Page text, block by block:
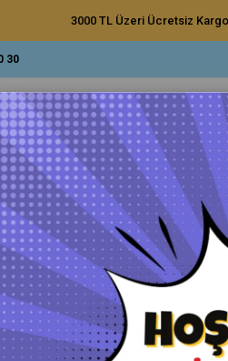
3000 TL Üzeri Ücretsiz
30
İç Bakım Ürünleri Dış
Uranüs 150ml